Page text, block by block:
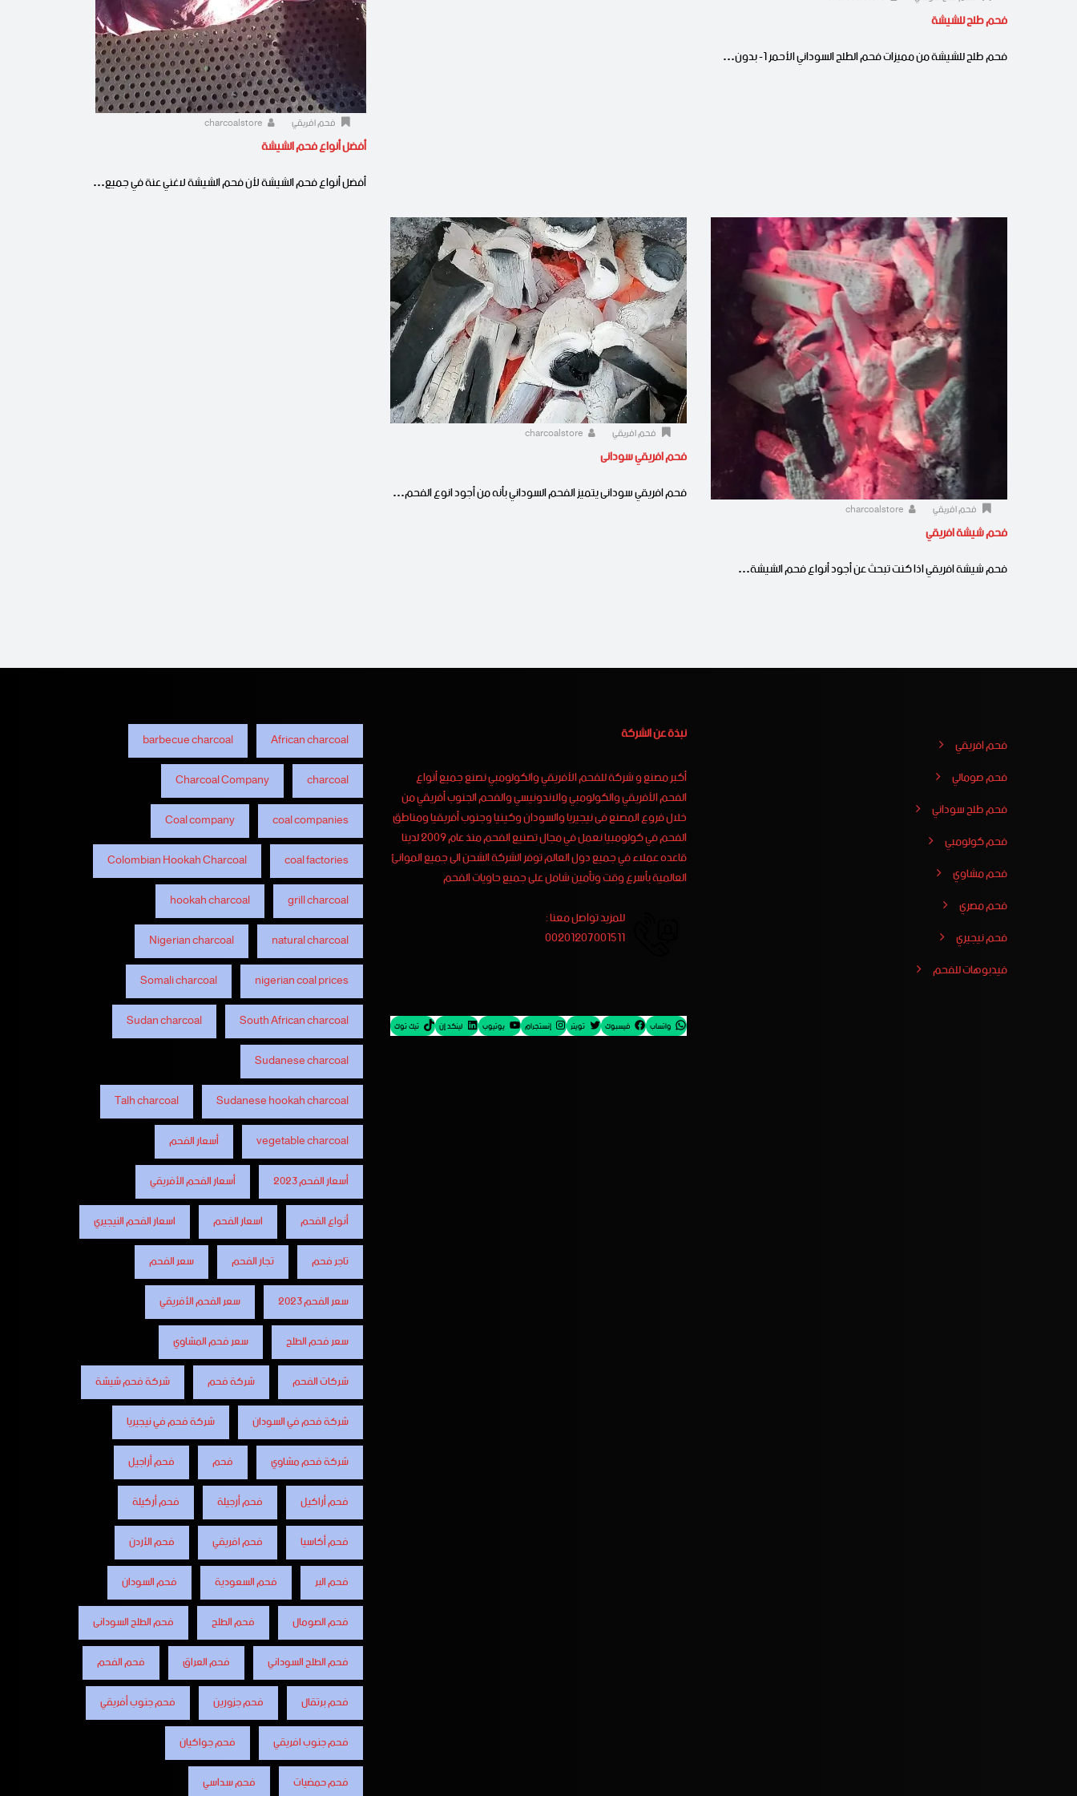
فحم طلح للشيشة
فحم طلح للشيشة من مميزات فحم الطلح السوداني الأحمر 1- بدون…
فحم افريقي
أفضل أنواع فحم الشيشة
أفضل أنواع فحم الشيشة لأن فحم الشيشة لاغني عنة في جميع…
فحم افريقي
فحم شيشة افريقي
فحم شيشة افريقي اذا كنت تبحث عن أجود أنواع فحم الشيشة…
فحم افريقي
فحم افريقي سودانى
فحم افريقي سودانى يتميز الفحم السوداني بأنه من أجود انوع الفحم…
فحم افريقي
فحم صومالي
فحم طلح سوداني
فحم كولومبي
فحم مشاوي
فحم مصري
فحم نيجيري
فيدبوهات للفحم
نبذة عن الشركة
أكبر مصنع و شركة للفحم الأفريقي والكولومبي نصنع جميع أنواع
الفحم الأفريقي والكولومبي والاندونيسي والفحم الجنوب أفريقي من
خلال فروع المصنع فى نيجيريا والسودان وكينيا وجنوب أفريقيا ومناطق
الفحم في كولومبيا نعمل في مجال تصنيع الفحم منذ عام 2009 لدينا
قاعده عملاء في جميع دول العالم توفر الشركة الشحن الى جميع الموانئ
العالمية بأسرع وقت وتأمين شامل على جميع حاويات الفحم
للمزيد تواصل معنا :
00201207001511
واتساب فيسبوك تويتر إنستجرام يوتيوب لينكد إن تيك توك
African charcoal
barbecue charcoal
charcoal
Charcoal Company
coal companies
Coal company
coal factories
Colombian Hookah Charcoal
grill charcoal
hookah charcoal
natural charcoal
Nigerian charcoal
nigerian coal prices
Somali charcoal
South African charcoal
Sudan charcoal
Sudanese charcoal
Sudanese hookah charcoal
Talh charcoal
vegetable charcoal
أسعار الفحم
أسعار الفحم 2023
أسعار الفحم الأفريقي
أنواع الفحم
اسعار الفحم
اسعار الفحم النيجيري
تاجر فحم
تجار الفحم
سعر الفحم
سعر الفحم 2023
سعر الفحم الأفريقي
سعر فحم الطلح
سعر فحم المشاوي
شركات الفحم
شركة فحم
شركة فحم شيشة
شركة فحم في السودان
شركة فحم في نيجيريا
شركة فحم مشاوي
فحم
فحم أراجيل
فحم أراكيل
فحم أرجيلة
فحم أركيلة
فحم أكاسيا
فحم افريقي
فحم الأردن
فحم البر
فحم السعودية
فحم السودان
فحم الصومال
فحم الطلح
فحم الطلح السودانى
فحم الطلح السوداني
فحم العراق
فحم الفحم
فحم برتقال
فحم جزورين
فحم جنوب أفريقي
فحم جنوب افريقي
فحم جواكيان
فحم حمضيات
فحم سداسي